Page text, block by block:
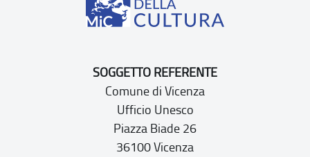
SOGGETTO REFERENTE
Comune di Vicenza
Ufficio Unesco
Piazza Biade 26
36100 Vicenza